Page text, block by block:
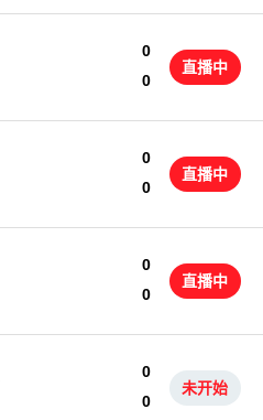
0
0
直播中
0
0
直播中
0
0
直播中
0
0
未开始